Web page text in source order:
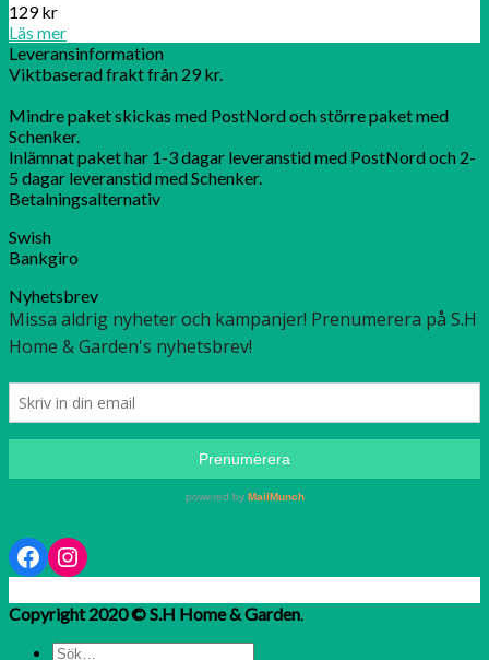
129kr
Läs mer
Leveransinformation
Viktbaserad frakt från 29 kr.
Mindre paket skickas med PostNord och större paket med
Schenker.
Inlämnat paket har 1-3 dagar leveranstid med PostNord och 2-
5 dagar leveranstid med Schenker.
Betalningsalternativ
Swish
Bankgiro
Nyhetsbrev
Facebook
Instagram
Copyright 2020 © S.H Home & Garden.